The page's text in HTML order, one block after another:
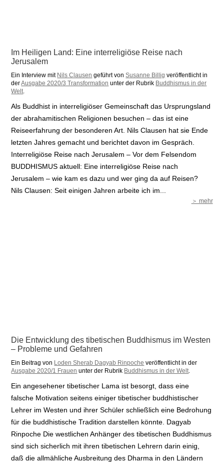
Im Heiligen Land: Eine interreligiöse Reise nach
Jerusalem
Ein Interview mit Nils Clausen geführt vonSusanne Billig veröffentlicht in
derAusgabe 2020/3 Transformation unter der Rubrik Buddhismus in der
Welt.
Als Buddhist in interreligiöser Gemeinschaft das Ursprungsland
der abrahamitischen Religionen besuchen – das ist eine
Reiseerfahrung der besonderen Art. Nils Clausen hat sie Ende
letzten Jahres gemacht und berichtet davon im Gespräch.
Interreligiöse Reise nach Jerusalem – Vor dem Felsendom
BUDDHISMUS aktuell: Eine interreligiöse Reise nach
Jerusalem – wie kam es dazu und wer ging da auf Reisen?
Nils Clausen: Seit einigen Jahren arbeite ich im...
＞ mehr
Die Entwicklung des tibetischen Buddhismus im Westen
– Probleme und Gefahren
Ein Beitrag von Loden Sherab Dagyab Rinpoche veröffentlicht in der
Ausgabe 2020/1 Frauen unter der Rubrik Buddhismus in der Welt.
Ein angesehener tibetischer Lama ist besorgt, dass eine
falsche Motivation seitens einiger tibetischer buddhistischer
Lehrer im Westen und ihrer Schüler schließlich eine Bedrohung
für die buddhistische Tradition darstellen könnte. Dagyab
Rinpoche Die westlichen Anhänger des tibetischen Buddhismus
sind sich sicherlich mit ihren tibetischen Lehrern darin einig,
daß die allmähliche Ausbreitung des Dharma in den Ländern